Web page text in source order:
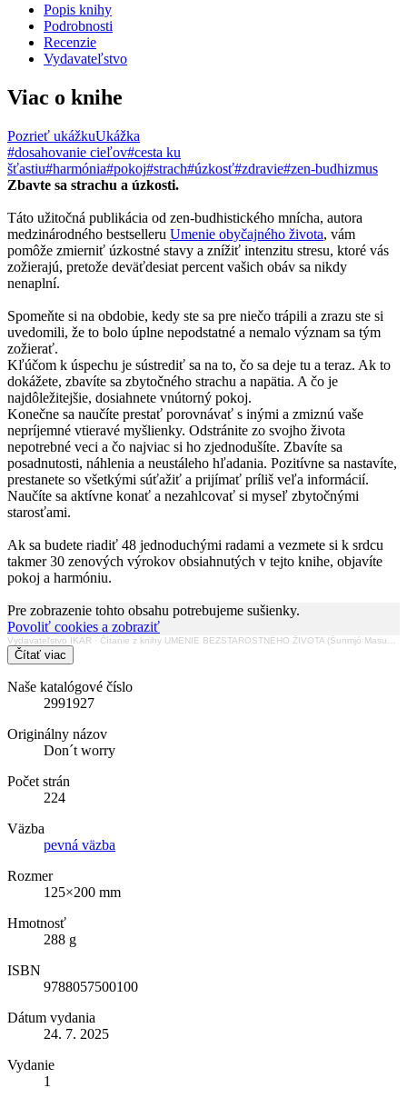
Popis knihy
Podrobnosti
Recenzie
Vydavateľstvo
Viac o knihe
Pozrieť ukážkuUkážka
#dosahovanie cieľov#cesta ku
šťastiu#harmónia#pokoj#strach#úzkosť#zdravie#zen-budhizmus
Zbavte sa strachu a úzkosti.
Táto užitočná publikácia od zen-budhistického mnícha, autora
medzinárodného bestselleru Umenie obyčajného života, vám
pomôže zmierniť úzkostné stavy a znížiť intenzitu stresu, ktoré vás
zožierajú, pretože deväťdesiat percent vašich obáv sa nikdy
nenaplní.
Spomeňte si na obdobie, kedy ste sa pre niečo trápili a zrazu ste si
uvedomili, že to bolo úplne nepodstatné a nemalo význam sa tým
zožierať.
Kľúčom k úspechu je sústrediť sa na to, čo sa deje tu a teraz. Ak to
dokážete, zbavíte sa zbytočného strachu a napätia. A čo je
najdôležitejšie, dosiahnete vnútorný pokoj.
Konečne sa naučíte prestať porovnávať s inými a zmiznú vaše
nepríjemné vtieravé myšlienky. Odstránite zo svojho života
nepotrebné veci a čo najviac si ho zjednodušíte. Zbavíte sa
posadnutosti, náhlenia a neustáleho hľadania. Pozitívne sa nastavíte,
prestanete so všetkými súťažiť a prijímať príliš veľa informácií.
Naučíte sa aktívne konať a nezahlcovať si myseľ zbytočnými
starosťami.
Ak sa budete riadiť 48 jednoduchými radami a vezmete si k srdcu
takmer 30 zenových výrokov obsiahnutých v tejto knihe, objavíte
pokoj a harmóniu.
Pre zobrazenie tohto obsahu potrebujeme sušienky.
Povoliť cookies a zobraziť
Vydavateľstvo IKAR · Čítanie z knihy UMENIE BEZSTAROSTNÉHO ŽIVOTA (Šunmjó Masuno)
Čítať viac
Naše katalógové číslo
2991927
Originálny názov
Don´t worry
Počet strán
224
Väzba
pevná väzba
Rozmer
125×200 mm
Hmotnosť
288 g
ISBN
9788057500100
Dátum vydania
24. 7. 2025
Vydanie
1